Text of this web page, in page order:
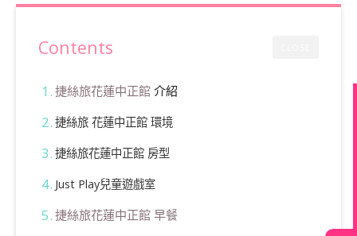
Contents
捷絲旅花蓮中正館介紹
捷絲旅 花蓮中正館 環境
捷絲旅花蓮中正館 房型
Just Play兒童遊戲室
捷絲旅花蓮中正館 早餐